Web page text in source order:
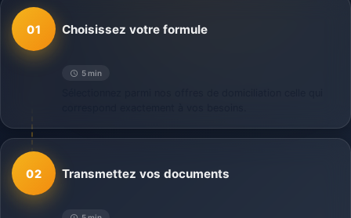
01
5 min
Choisissez votre formule
02 Transmettez vos documents